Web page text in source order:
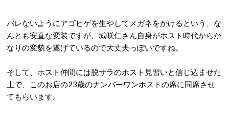
バレないようにアゴヒゲを生やしてメガネをかけるという、な
んとも安直な変装ですが、城咲仁さん自身がホスト時代からか
なりの変貌を遂げているので大丈夫っぽいですね。
そして、ホスト仲間には脱サラのホスト見習いと信じ込ませた
上で、このお店の23歳のナンバーワンホストの席に同席させ
てもらいます。